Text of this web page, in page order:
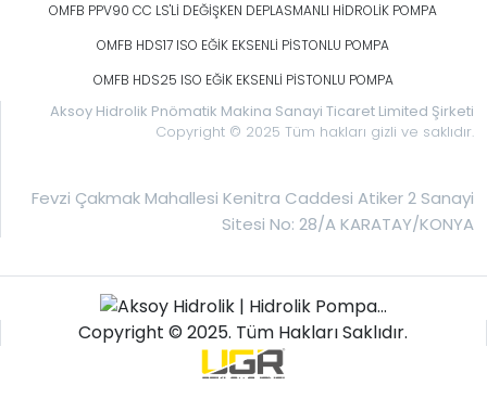
OMFB PPV90 CC LS'Lİ DEĞİŞKEN DEPLASMANLI HİDROLİK POMPA
OMFB HDS17 ISO EĞİK EKSENLİ PİSTONLU POMPA
OMFB HDS25 ISO EĞİK EKSENLİ PİSTONLU POMPA
Aksoy Hidrolik Pnömatik Makina Sanayi Ticaret Limited Şirketi
Copyright © 2025 Tüm hakları gizli ve saklıdır.
Fevzi Çakmak Mahallesi Kenitra Caddesi Atiker 2 Sanayi
Sitesi No: 28/A KARATAY/KONYA
Copyright © 2025. Tüm Hakları Saklıdır.